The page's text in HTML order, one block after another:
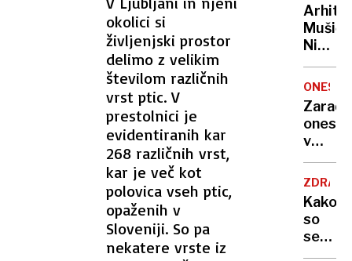
okolici si
življenjski prostor
delimo z velikim
številom različnih
vrst ptic. V
prestolnici je
evidentiranih kar
268 različnih vrst,
kar je več kot
polovica vseh ptic,
opaženih v
Sloveniji. So pa
nekatere vrste iz
rekord
CENTER
Mušič:
Nikoli
nisem
da je
to v
moji
sploh
Zaradi
v
delu
voda
Kako
so
se